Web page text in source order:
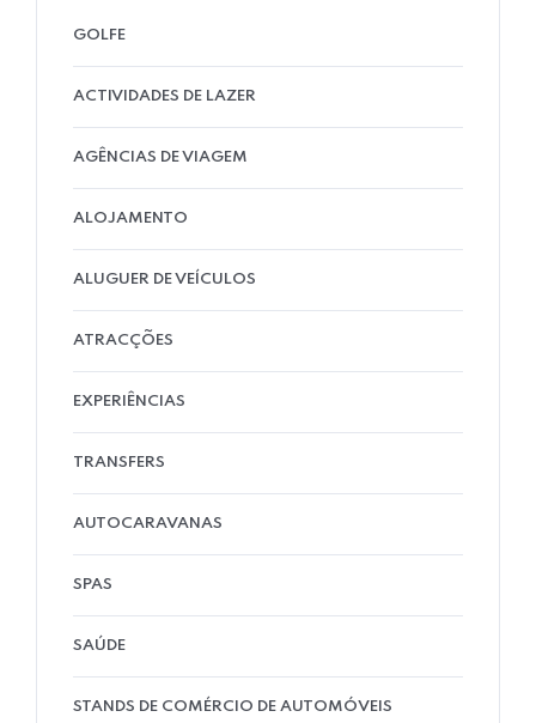
GOLFE
ACTIVIDADES DE LAZER
AGÊNCIAS DE VIAGEM
ALOJAMENTO
ALUGUER DE VEÍCULOS
ATRACÇÕES
EXPERIÊNCIAS
TRANSFERS
AUTOCARAVANAS
SPAS
SAÚDE
STANDS DE COMÉRCIO DE AUTOMÓVEIS